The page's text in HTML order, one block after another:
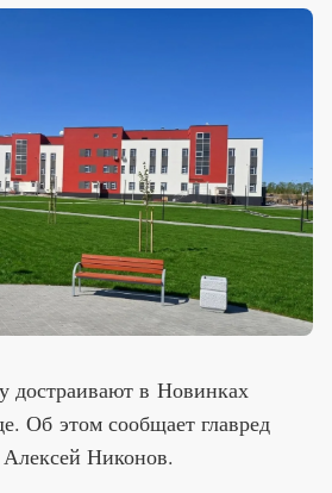
достраивают в Новинках
Об этом сообщает главред
Никонов.